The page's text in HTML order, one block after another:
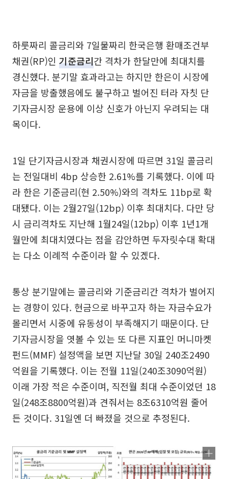
하룻짜리 콜금리와 7일물짜리 한국은행 환매조건부
채권(RP)인 기준금리간 격차가 한달만에 최대치를
경신했다. 분기말 효과라고는 하지만 한은이 시장에
자금을 방출했음에도 불구하고 벌어진 터라 자칫 단
기자금시장 운용에 이상 신호가 아닌지 우려되는 대
목이다.
1일 단기자금시장과 채권시장에 따르면 31일 콜금리
는 전일대비 4bp 상승한 2.61%를 기록했다. 이에 따
라 한은 기준금리(현 2.50%)와의 격차도 11bp로 확
대됐다. 이는 2월27일(12bp) 이후 최대치다. 다만 당
시 금리격차도 지난해 1월24일(12bp) 이후 1년1개
월만에 최대치였다는 점을 감안하면 두자릿수대 확대
는 다소 이례적 수준이라 할 수 있겠다.
통상 분기말에는 콜금리와 기준금리간 격차가 벌어지
는 경향이 있다. 현금으로 바꾸고자 하는 자금수요가
몰리면서 시중에 유동성이 부족해지기 때문이다. 단
기자금시장을 엿볼 수 있는 또 다른 지표인 머니마켓
펀드(MMF) 설정액을 보면 지난달 30일 240조2490
억원을 기록했다. 이는 전월 11일(240조3090억원)
이래 가장 적은 수준이며, 직전월 최대 수준이었던 18
일(248조8800억원)과 견줘서는 8조6310억원 줄어
든 것이다. 31일엔 더 빠졌을 것으로 추정된다.